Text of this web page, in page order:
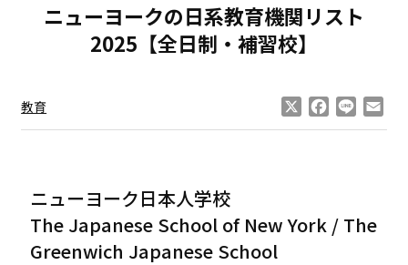
ニューヨークの日系教育機関リスト
2025【全日制・補習校】
教育 Facebook
Line
ニューヨーク日本人学校
The Japanese School of New York / The
Greenwich Japanese School